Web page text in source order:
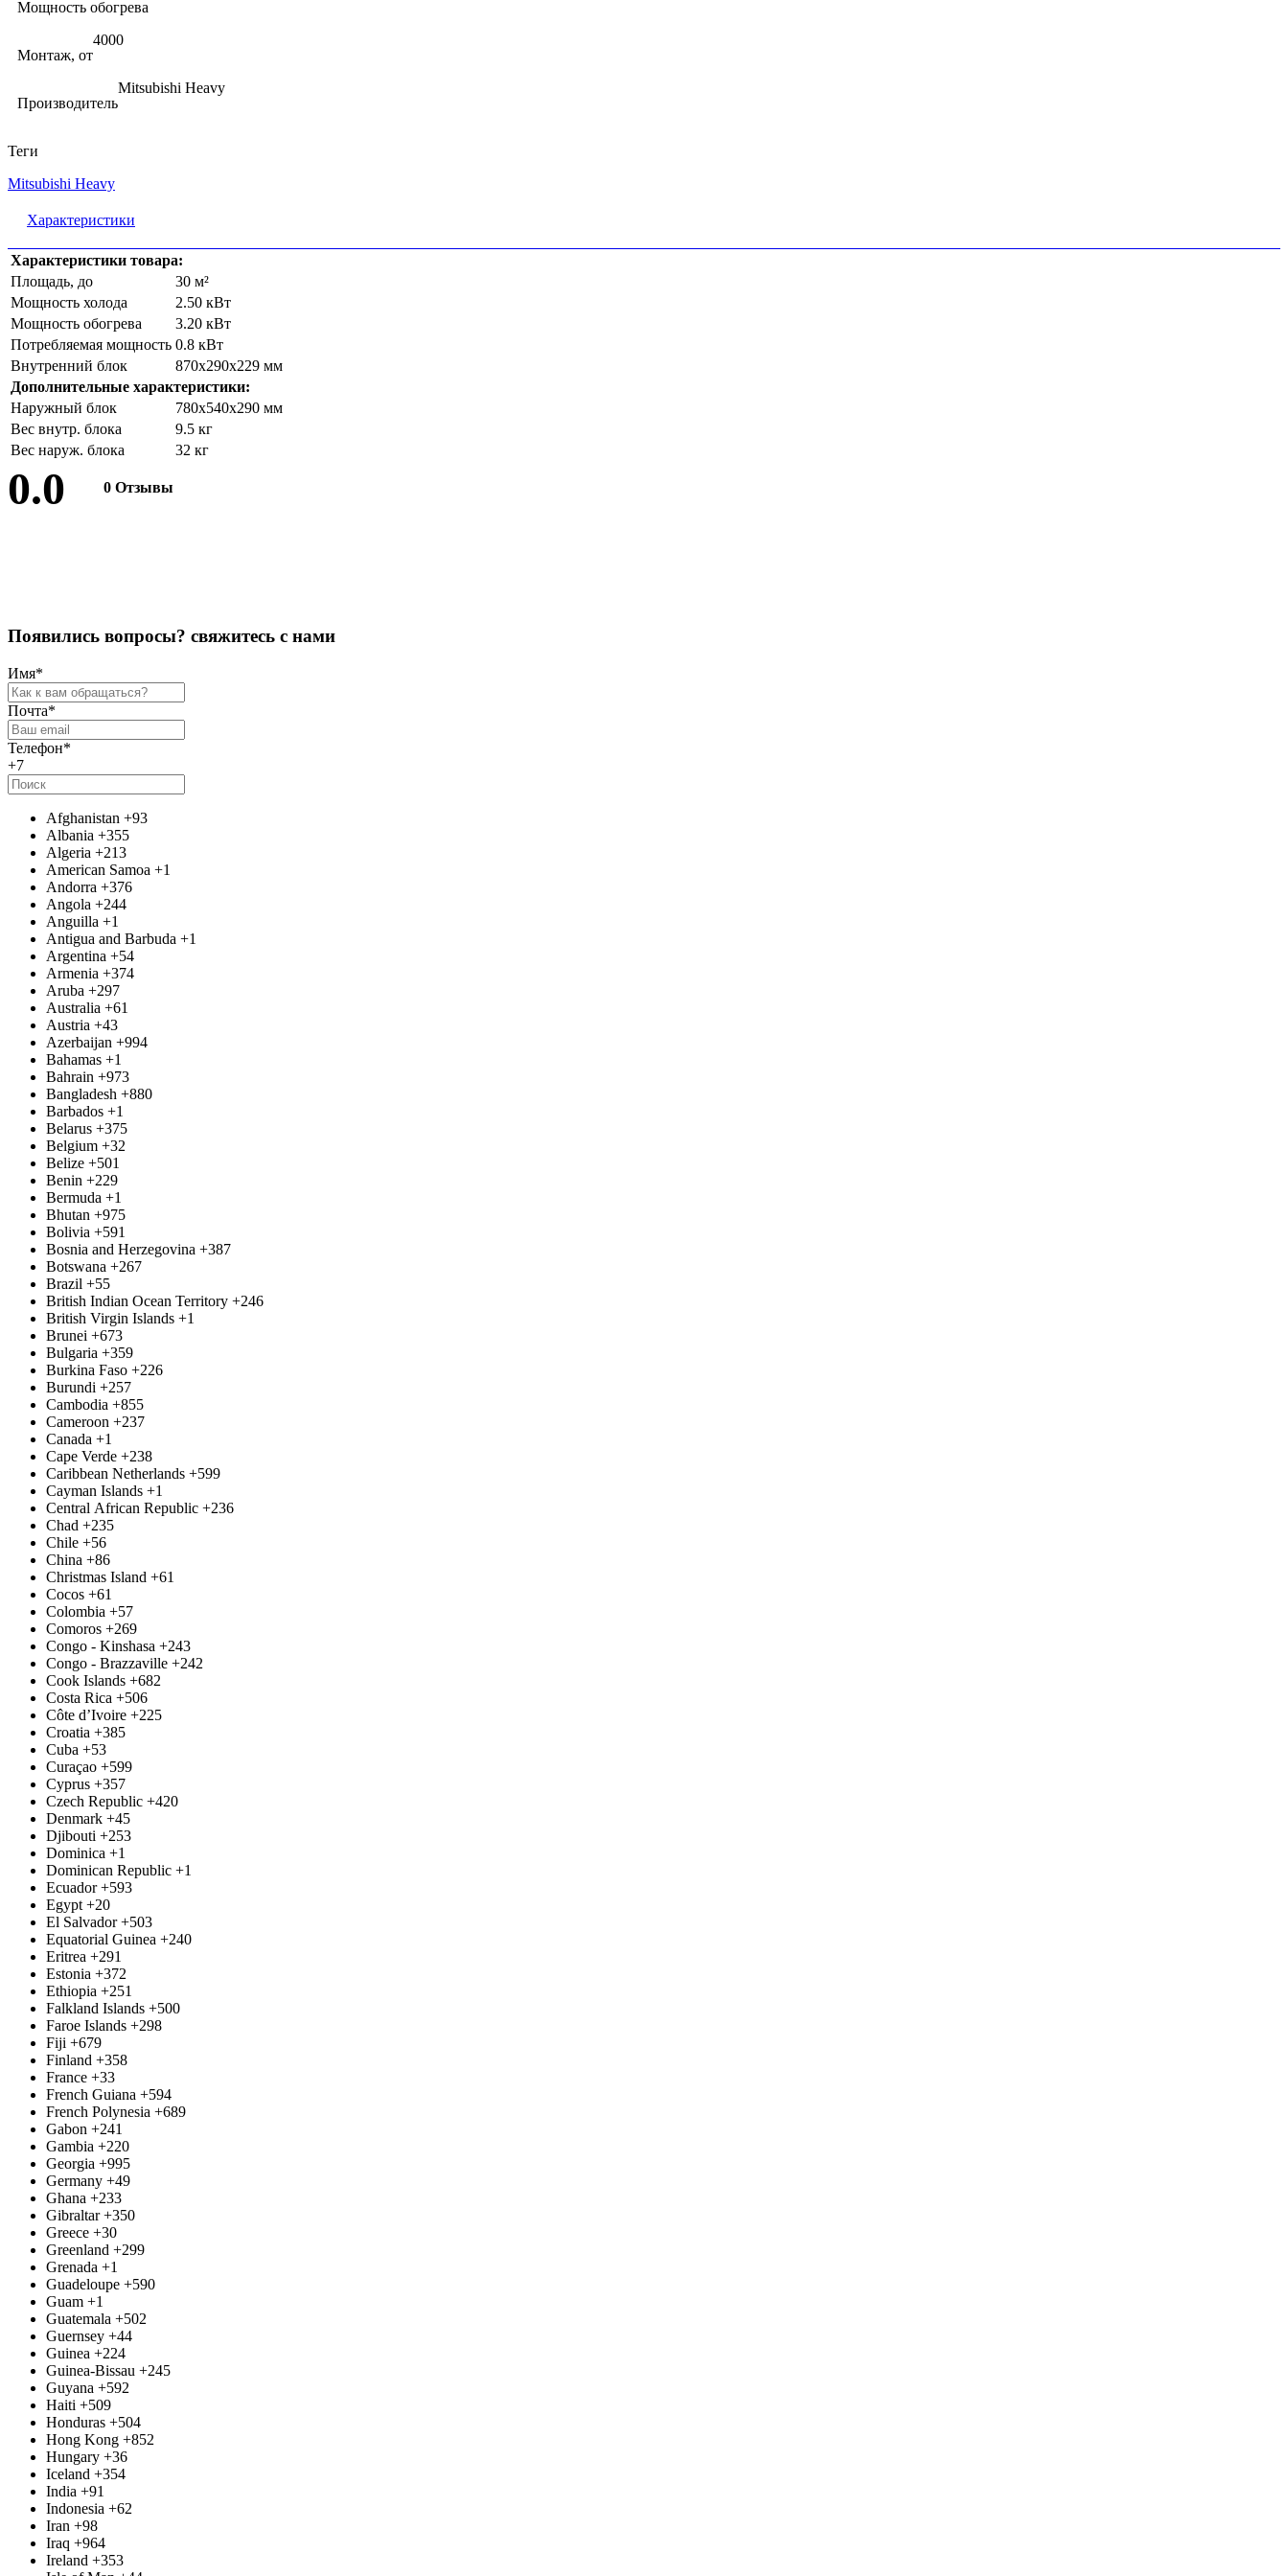
Мощность обогрева
Монтаж, от
4000
Производитель
Mitsubishi Heavy
Теги
Mitsubishi Heavy
Характеристики
Характеристики товара:
Площадь, до
30 м²
Мощность холода
2.50 кВт
Мощность обогрева
3.20 кВт
Потребляемая мощность 0.8 кВт
Внутренний блок
870x290x229 мм
Дополнительные характеристики:
Наружный блок
780x540x290 мм
Вес внутр. блока
9.5 кг
Вес наруж. блока
32 кг
0.0 0 Отзывы
Появились вопросы? свяжитесь с нами
Имя*
Почта*
Телефон*
+7
Afghanistan +93
Albania +355
Algeria +213
American Samoa +1
Andorra +376
Angola +244
Anguilla +1
Antigua and Barbuda +1
Argentina +54
Armenia +374
Aruba +297
Australia +61
Austria +43
Azerbaijan +994
Bahamas +1
Bahrain +973
Bangladesh +880
Barbados +1
Belarus +375
Belgium +32
Belize +501
Benin +229
Bermuda +1
Bhutan +975
Bolivia +591
Bosnia and Herzegovina +387
Botswana +267
Brazil +55
British Indian Ocean Territory +246
British Virgin Islands +1
Brunei +673
Bulgaria +359
Burkina Faso +226
Burundi +257
Cambodia +855
Cameroon +237
Canada +1
Cape Verde +238
Caribbean Netherlands +599
Cayman Islands +1
Central African Republic +236
Chad +235
Chile +56
China +86
Christmas Island +61
Cocos +61
Colombia +57
Comoros +269
Congo - Kinshasa +243
Congo - Brazzaville +242
Cook Islands +682
Costa Rica +506
Côte d’Ivoire +225
Croatia +385
Cuba +53
Curaçao +599
Cyprus +357
Czech Republic +420
Denmark +45
Djibouti +253
Dominica +1
Dominican Republic +1
Ecuador +593
Egypt +20
El Salvador +503
Equatorial Guinea +240
Eritrea +291
Estonia +372
Ethiopia +251
Falkland Islands +500
Faroe Islands +298
Fiji +679
Finland +358
France +33
French Guiana +594
French Polynesia +689
Gabon +241
Gambia +220
Georgia +995
Germany +49
Ghana +233
Gibraltar +350
Greece +30
Greenland +299
Grenada +1
Guadeloupe +590
Guam +1
Guatemala +502
Guernsey +44
Guinea +224
Guinea-Bissau +245
Guyana +592
Haiti +509
Honduras +504
Hong Kong +852
Hungary +36
Iceland +354
India +91
Indonesia +62
Iran +98
Iraq +964
Ireland +353